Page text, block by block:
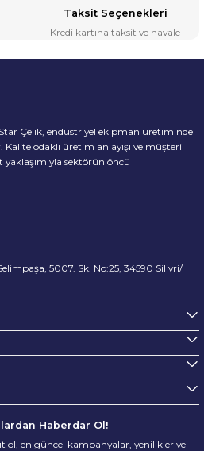
Taksit Seçenekleri
Kredi kartına taksit ve havale
Çelik, endüstriyel ekipman üretiminde
odaklı üretim anlayışı ve müşteri
sektörün öncü
5007. Sk. No:25, 34590 Silivri/
Haberdar Ol!
ol, en güncel kampanyalar, yenilikler ve